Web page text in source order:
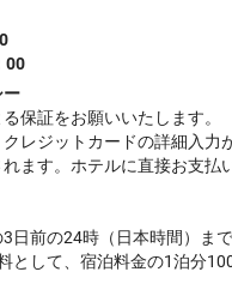
00
保証をお願いいたします。
レジットカードの詳細入力
ます。ホテルに直接お支払
日前の24時（日本時間）まで
として、宿泊料金の1泊分